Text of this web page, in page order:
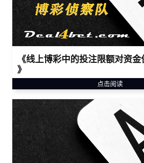
《线上博彩中的投注限额对资
》
点击阅读